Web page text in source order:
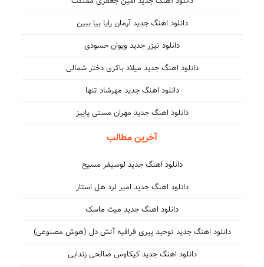
دانلود اهنگ جدید آرمان رایا بیا ببین
دانلود تیزر جدید ویوان حسودی
دانلود اهنگ جدید میلاد باکری دختر شمالی
دانلود اهنگ جدید مهرشاد تنها
دانلود اهنگ جدید مهران مستی پاییز
آخرین مطالب
دانلود اهنگ جدید لوسیفر مسیح
دانلود اهنگ جدید امیر لرد هل استار
دانلود اهنگ جدید میث ماسک
دانلود اهنگ جدید توحید پیری قراقیه آتش دل (هوش مصنوعی)
دانلود اهنگ جدید کیکاوس صالحی زندایی